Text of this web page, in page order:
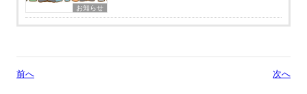
お知らせ
前へ 次へ